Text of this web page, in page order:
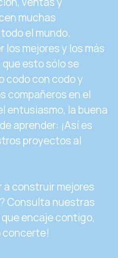
muchas
el mundo.
los mejores y los más
esto sólo se
codo con codo y
compañeros en el
entusiasmo, la buena
aprender: ¡Así es
proyectos al
a construir mejores
Consulta nuestras
encaje contigo,
concerte!